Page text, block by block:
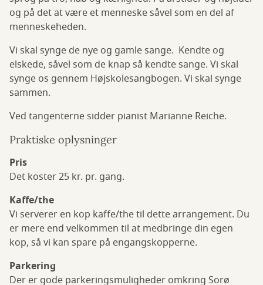
og på det at være et menneske såvel som en del af
menneskeheden.
Vi skal synge de nye og gamle sange. Kendte og
elskede, såvel som de knap så kendte sange. Vi skal
synge os gennem Højskolesangbogen. Vi skal synge
sammen.
Ved tangenterne sidder pianist Marianne Reiche.
Praktiske oplysninger
Pris
Det koster 25 kr. pr. gang.
Kaffe/the
Vi serverer en kop kaffe/the til dette arrangement. Du
er mere end velkommen til at medbringe din egen
kop, så vi kan spare på engangskopperne.
Parkering
Der er gode parkeringsmuligheder omkring Sorø